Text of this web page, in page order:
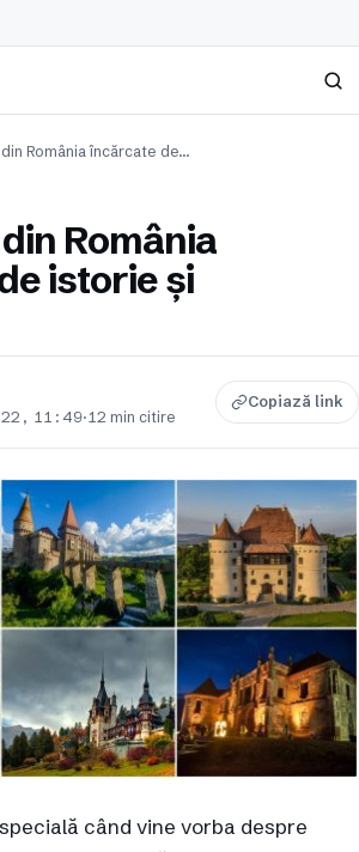
Caută
România încărcate de…
România
istorie și
11:49·12 min citire
Copiază link
când vine vorba despre